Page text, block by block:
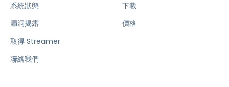
系統狀態
漏洞揭露
取得 Streamer
聯絡我們
下載
價格